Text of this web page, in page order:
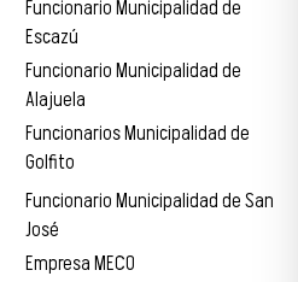
Funcionario Municipalidad de
Escazú
Funcionario Municipalidad de
Alajuela
Funcionarios Municipalidad de
Golfito
Funcionario Municipalidad de San
José
Empresa MECO